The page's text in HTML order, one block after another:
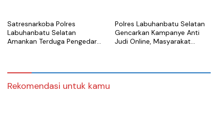
Satresnarkoba Polres
Labuhanbatu Selatan
Amankan Terduga Pengedar
Polres Labuhanbatu Selatan
Gencarkan Kampanye Anti
Judi Online, Masyarakat
Rekomendasi untuk kamu